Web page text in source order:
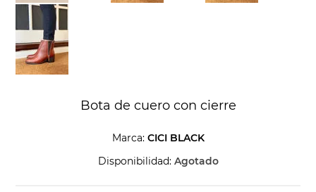
Bota de cuero con cierre
Marca: CICI BLACK
Disponibilidad: Agotado